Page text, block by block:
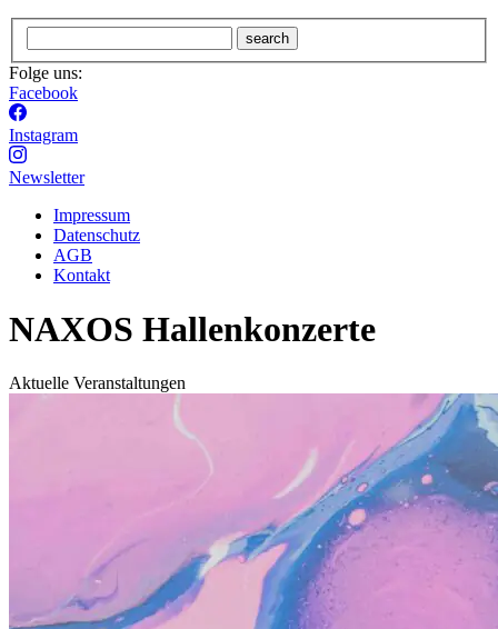
search
Folge uns:
Facebook
Instagram
Newsletter
Impressum
Datenschutz
AGB
Kontakt
NAXOS Hallenkonzerte
Aktuelle Veranstaltungen